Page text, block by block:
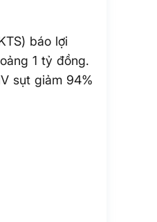
báo lợi
1 tỷ đồng.
sụt giảm 94%